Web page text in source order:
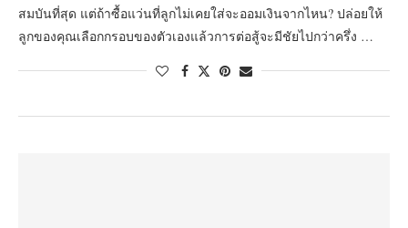
สมบันที่สุด แต่ถ้าซื้อแว่นที่ลูกไม่เคยใส่จะออมเงินจากไหน? ปล่อยให้
ลูกของคุณเลือกกรอบของตัวเองแล้วการต่อสู้จะมีชัยไปกว่าครึ่ง …